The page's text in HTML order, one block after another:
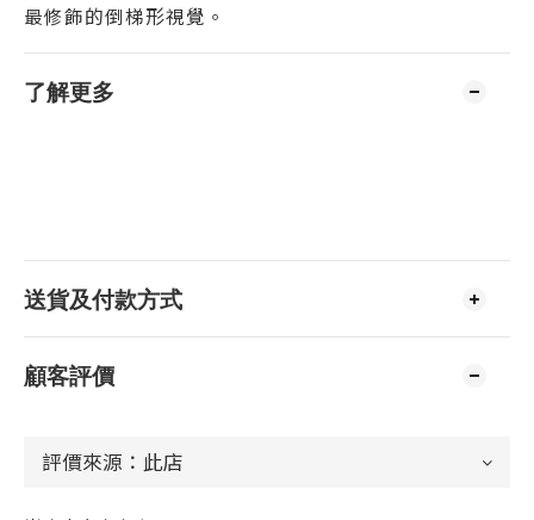
最修飾的倒梯形視覺。
了解更多
送貨及付款方式
顧客評價